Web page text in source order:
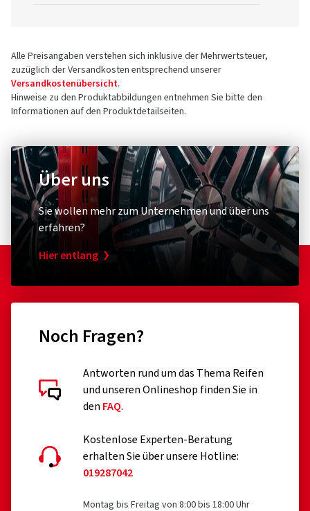
Alle Preisangaben verstehen sich inklusive der Mehrwertsteuer,
zuzüglich der Versandkosten entsprechend unserer
Versandkostenübersicht.
Hinweise zu den Produktabbildungen entnehmen Sie bitte den
Informationen auf den Produktdetailseiten.
Über uns
Sie wollen mehr zum Unternehmen und über uns
erfahren?
Hier entlang
Noch Fragen?
Antworten rund um das Thema Reifen
und unseren Onlineshop finden Sie in
den FAQ.
Kostenlose Experten-Beratung
erhalten Sie über unsere Hotline:
019287042
Montag bis Freitag von 8:00 bis 18:00 Uhr